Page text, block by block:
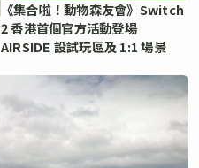
《集合啦！動物森友會》Switch
2 香港首個官方活動登場
AIRSIDE 設試玩區及 1:1 場景